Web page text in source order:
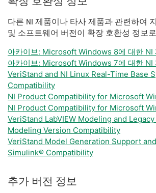
다른 NI 제품이나 타사 제품과 관련하여
및 소프트웨어 버전이 확장 호환성 정보
아카이브: Microsoft Windows 8에 대한 NI
아카이브: Microsoft Windows 7에 대한 NI
VeriStand and NI Linux Real-Time Base
Compatibility
NI Product Compatibility for Microsoft
NI Product Compatibility for Microsoft
VeriStand LabVIEW Modeling and
Modeling Version Compatibility
VeriStand Model Generation Support
Simulink® Compatibility
추가 버전 정보